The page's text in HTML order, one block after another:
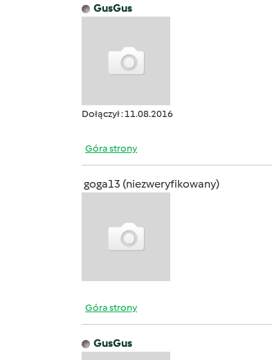
GusGus
Dołączył : 11.08.2016
Góra strony
goga13 (niezweryfikowany)
Góra strony
GusGus